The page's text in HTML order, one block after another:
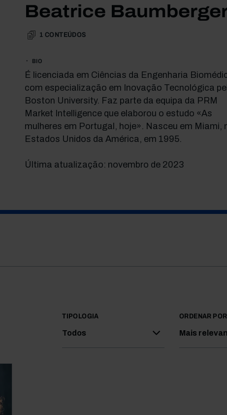
Beatrice
1 CONTEÚDOS
BIO
É licenciada em Ciências da Engenharia
com especialização em Inovação Tecnológica
Boston University. Faz parte da equipa da PRM
Market Intelligence que elaborou o estudo «As
mulheres em Portugal, hoje». Nasceu em Miami,
Estados Unidos da América, em 1995.
Última atualização: novembro de 2023
TIPOLOGIA
Todos
ORDENAR POR
Mais